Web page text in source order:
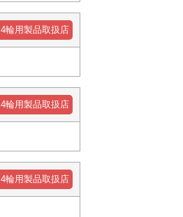
4輪用製品取扱店
4輪用製品取扱店
4輪用製品取扱店